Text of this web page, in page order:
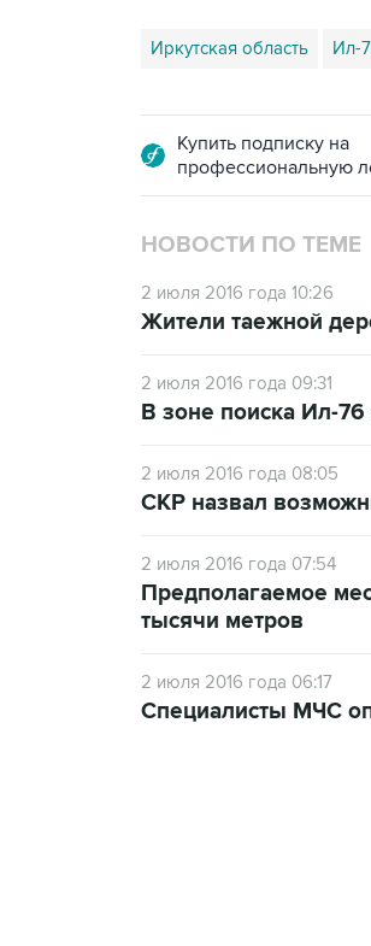
Иркутская область Ил-
Купить подписку на
профессиональную
НОВОСТИ ПО ТЕМЕ
2 июля 2016 года 10:26
Жители таежной
2 июля 2016 года 09:31
В зоне поиска Ил-76
2 июля 2016 года 08:05
СКР назвал
2 июля 2016 года 07:54
Предполагаемое
тысячи метров
2 июля 2016 года 06:17
Специалисты МЧС